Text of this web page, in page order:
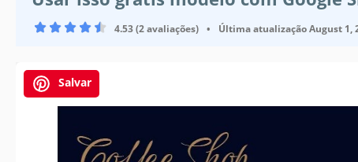
4.53 (2 avaliações) • Última atualizaçãoAugust 1,
Salvar